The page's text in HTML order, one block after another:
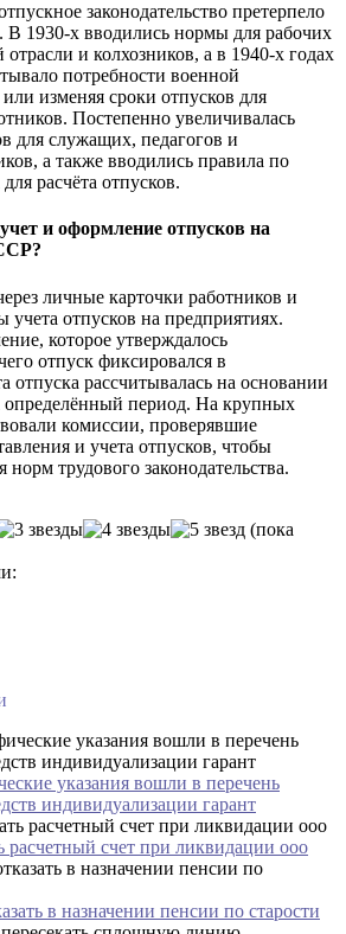
законодательство претерпело
В 1930-х вводились нормы для рабочих
отрасли и колхозников, а в 1940-х годах
потребности военной
изменяя сроки отпусков для
Постепенно увеличивалась
для служащих, педагогов и
а также вводились правила по
расчёта отпусков.
и оформление отпусков на
личные карточки работников и
отпусков на предприятиях.
которое утверждалось
отпуск фиксировался в
отпуска рассчитывалась на основании
определённый период. На крупных
комиссии, проверявшие
и учета отпусков, чтобы
трудового законодательства.
(пока
указания вошли в перечень
индивидуализации гарант
расчетный счет при ликвидации ооо
в назначении пенсии по старости